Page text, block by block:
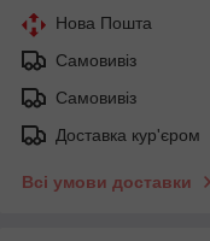
Нова Пошта
Самовивіз
Самовивіз
Доставка кур'єром
Всі умови доставки